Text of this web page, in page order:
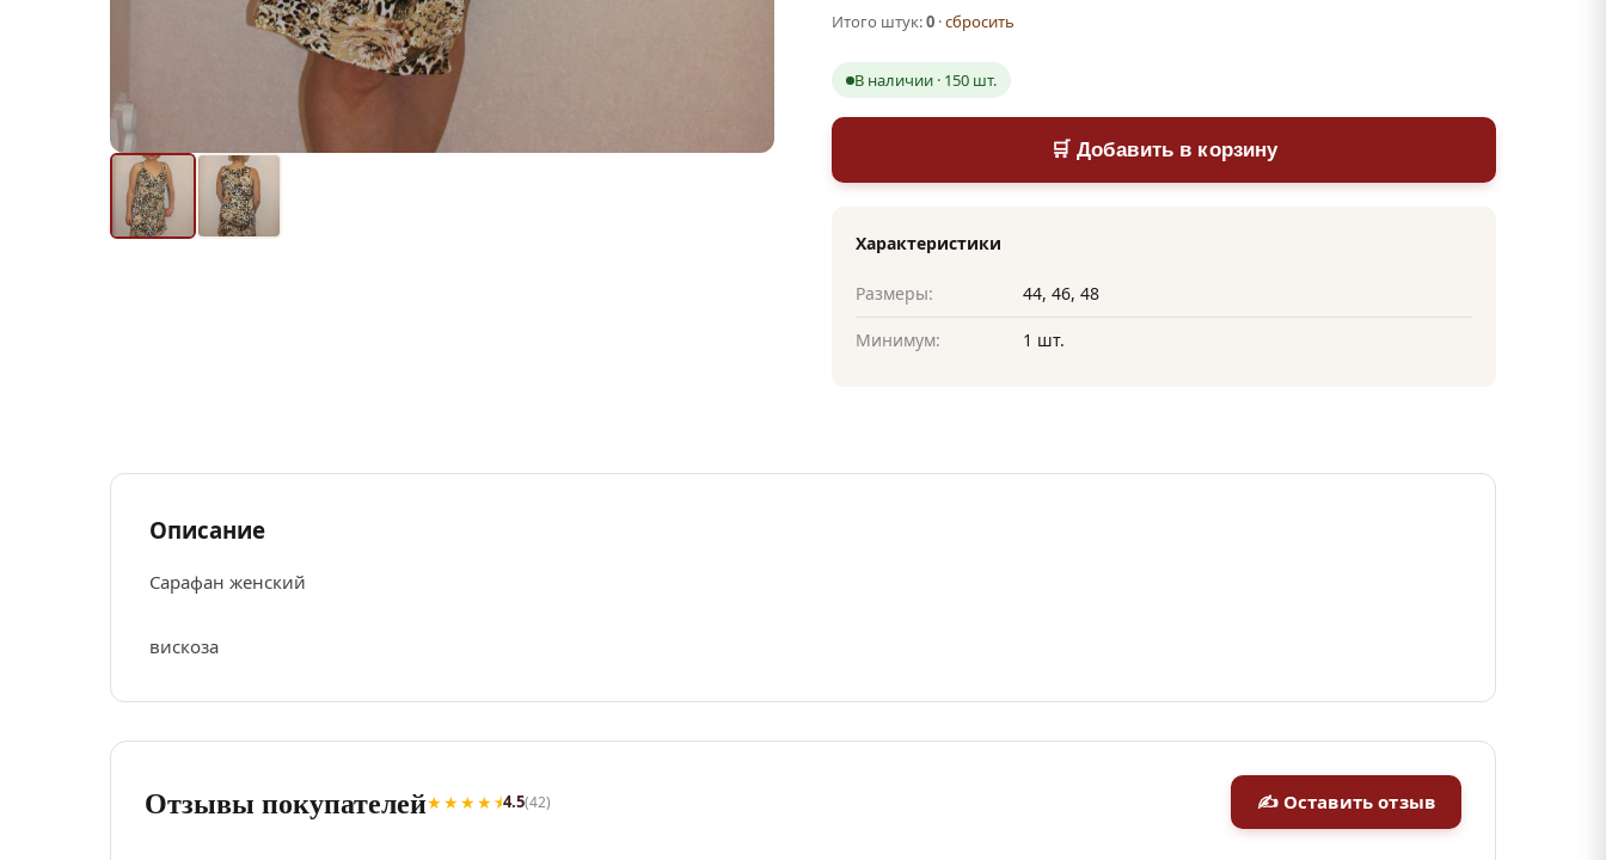
Итого штук:0 ·сбросить
В наличии · 150 шт.
🛒 Добавить в корзину
Характеристики
Размеры: 44, 46, 48
Минимум: 1 шт.
Описание
Сарафан женский
вискоза
Отзывы покупателей★★★★⯨4.5(42) ✍ Оставить отзыв